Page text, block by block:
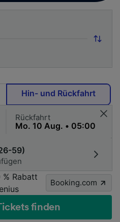
Hin- und Rückfahrt
Rückfahrt
59)
Rabatt
Booking.com
finden